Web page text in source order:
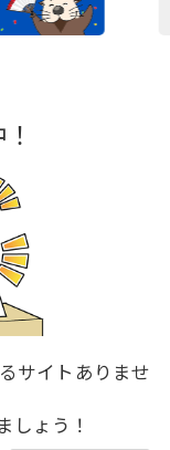
サイトありませ
しょう！